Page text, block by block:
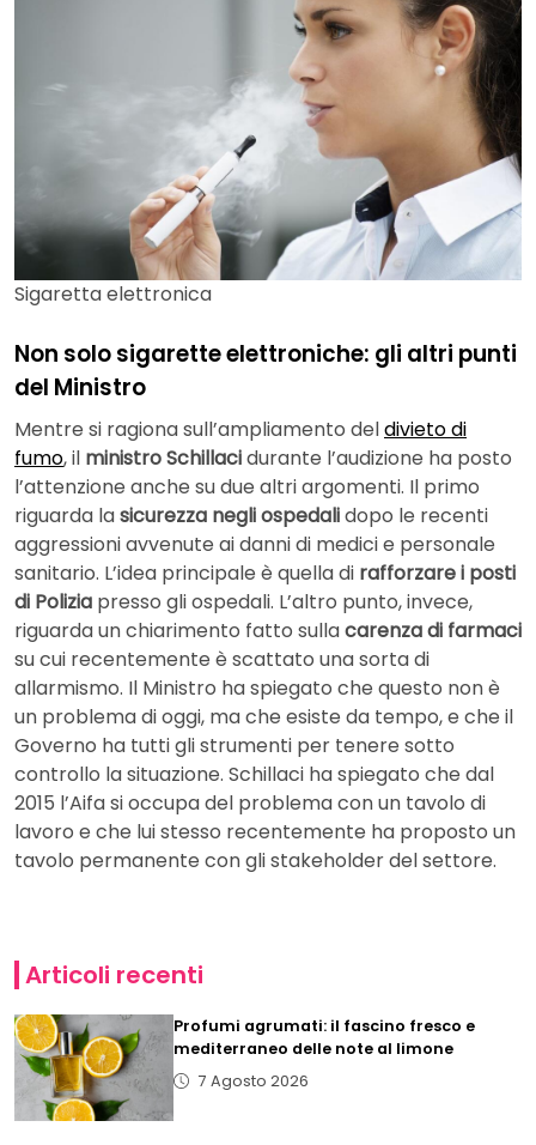
Sigaretta elettronica
Non solo sigarette elettroniche: gli altri punti
del Ministro
Mentre si ragiona sull’ampliamento deldivieto di
fumo, il ministro Schillacidurante l’audizione ha posto
l’attenzione anche su due altri argomenti. Il primo
riguarda lasicurezza negli ospedalidopo le recenti
aggressioni avvenute ai danni di medici e personale
sanitario. L’idea principale è quella di rafforzare i posti
di Polizia presso gli ospedali. L’altro punto, invece,
riguarda un chiarimento fatto sullacarenza di farmaci
su cui recentemente è scattato una sorta di
allarmismo. Il Ministro ha spiegato che questo non è
un problema di oggi, ma che esiste da tempo, e che il
Governo ha tutti gli strumenti per tenere sotto
controllo la situazione. Schillaci ha spiegato che dal
2015 l’Aifa si occupa del problema con un tavolo di
lavoro e che lui stesso recentemente ha proposto un
tavolo permanente con gli stakeholder del settore.
Articoli recenti
Profumi agrumati: il fascino fresco e
mediterraneo delle note al limone
7 Agosto 2026